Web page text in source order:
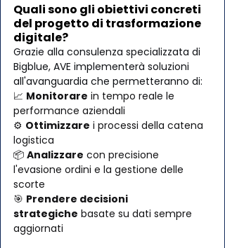
Quali sono gli obiettivi concreti
del progetto di trasformazione
digitale?
Grazie alla consulenza specializzata di
Bigblue, AVE implementerà soluzioni
all'avanguardia che permetteranno di:
📈 Monitorare in tempo reale le
performance aziendali
⚙️ Ottimizzare i processi della catena
logistica
📦 Analizzare con precisione
l'evasione ordini e la gestione delle
scorte
🎯 Prendere decisioni
strategiche basate su dati sempre
aggiornati